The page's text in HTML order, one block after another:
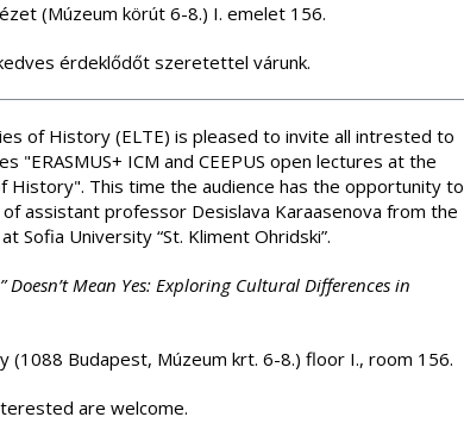
(Múzeum körút 6-8.) I. emelet 156.
érdeklődőt szeretettel várunk.
of History (ELTE) is pleased to invite all intrested to
ICM and CEEPUS open lectures at the
History". This time the audience has the opportunity to
assistant professor Desislava Karaasenova from the
Sofia University “St. Kliment Ohridski”.
Doesn’t Mean Yes: Exploring Cultural Differences in
(1088 Budapest, Múzeum krt. 6-8.) floor I., room 156.
are welcome.